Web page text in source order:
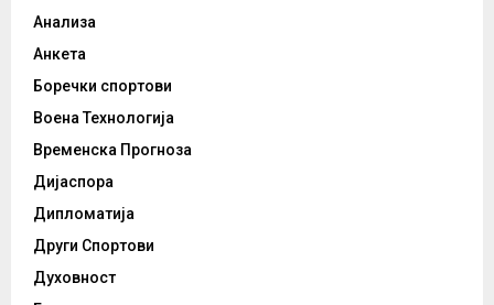
Анализа
Анкета
Боречки спортови
Воена Технологија
Временска Прогноза
Дијаспора
Дипломатија
Други Спортови
Духовност